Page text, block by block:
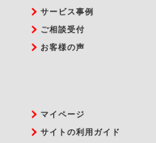
サービス事例
ご相談受付
お客様の声
マイページ
サイトの利用ガイド